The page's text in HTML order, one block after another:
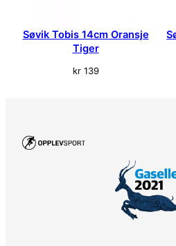
Søvik Tobis 14cm Oransje
Tiger
kr139